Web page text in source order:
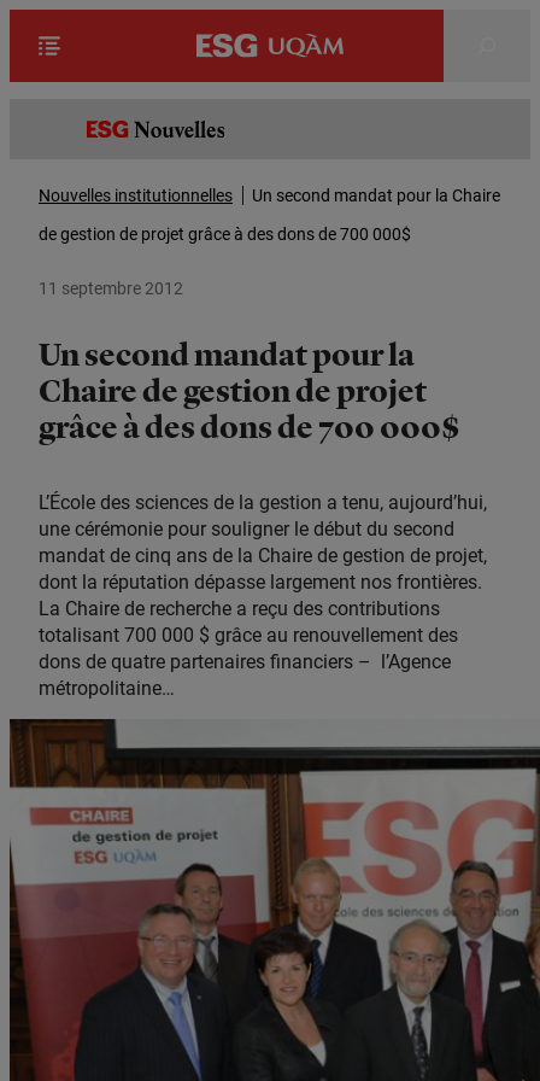
Nouvelles institutionnelles
Un second mandat pour la Chaire
de gestion de projet grâce à des dons de 700 000$
11 septembre 2012
Un second mandat pour la
Chaire de gestion de projet
grâce à des dons de 700 000$
L’École des sciences de la gestion a tenu, aujourd’hui,
une cérémonie pour souligner le début du second
mandat de cinq ans de la Chaire de gestion de projet,
dont la réputation dépasse largement nos frontières.
La Chaire de recherche a reçu des contributions
totalisant 700 000 $ grâce au renouvellement des
dons de quatre partenaires financiers – l’Agence
métropolitaine…